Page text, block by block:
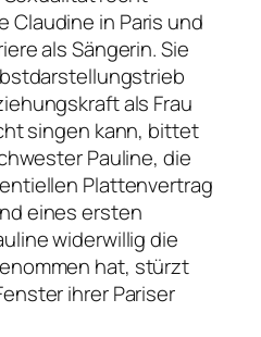
Claudine in Paris und
als Sängerin. Sie
als Frau
singen kann, bittet
Pauline, die
Plattenvertrag
eines ersten
widerwillig die
hat, stürzt
ihrer Pariser